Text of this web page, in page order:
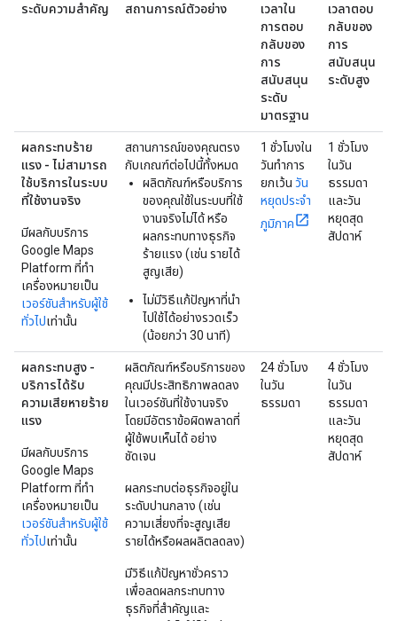
ระดับความสำคัญ สถานการณ์ตัวอย่าง
เวลาใน
การตอบ
กลับของ
การ
สนับสนุน
ระดับ
มาตรฐาน
เวลาตอบ
กลับของ
การ
สนับสนุน
ระดับสูง
ผลกระทบร้าย
แรง - ไม่สามารถ
ใช้บริการในระบบ
ที่ใช้งานจริง
มีผลกับบริการ
Google Maps
Platform ที่ทำ
เครื่องหมายเป็น
เวอร์ชันสำหรับผู้ใช้
ทั่วไปเท่านั้น
สถานการณ์ของคุณตรง
กับเกณฑ์ต่อไปนี้ทั้งหมด
ผลิตภัณฑ์หรือบริการ
ของคุณใช้ในระบบที่ใช้
งานจริงไม่ได้ หรือ
ผลกระทบทางธุรกิจ
ร้ายแรง (เช่น รายได้
สูญเสีย)
ไม่มีวิธีแก้ปัญหาที่นำ
ไปใช้ได้อย่างรวดเร็ว
(น้อยกว่า 30 นาที)
1 ชั่วโมงใน
วันทำการ
ยกเว้น วัน
หยุดประจำ
ภูมิภาค
1 ชั่วโมง
ในวัน
ธรรมดา
และวัน
หยุดสุด
สัปดาห์
ผลกระทบสูง -
บริการได้รับ
ความเสียหายร้าย
แรง
มีผลกับบริการ
Google Maps
Platform ที่ทำ
เครื่องหมายเป็น
เวอร์ชันสำหรับผู้ใช้
ทั่วไปเท่านั้น
ผลิตภัณฑ์หรือบริการของ
คุณมีประสิทธิภาพลดลง
ในเวอร์ชันที่ใช้งานจริง
โดยมีอัตราข้อผิดพลาดที่
ผู้ใช้พบเห็นได้ อย่าง
ชัดเจน
ผลกระทบต่อธุรกิจอยู่ใน
ระดับปานกลาง (เช่น
ความเสี่ยงที่จะสูญเสีย
รายได้หรือผลผลิตลดลง)
มีวิธีแก้ปัญหาชั่วคราว
เพื่อลดผลกระทบทาง
ธุรกิจที่สำคัญและ
24 ชั่วโมง
ในวัน
ธรรมดา
4 ชั่วโมง
ในวัน
ธรรมดา
และวัน
หยุดสุด
สัปดาห์